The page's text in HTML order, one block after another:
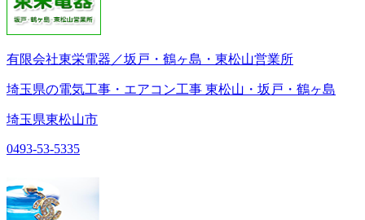
有限会社東栄電器／坂戸・鶴ヶ島・東松山営業所
埼玉県の電気工事・エアコン工事 東松山・坂戸・鶴ヶ島
埼玉県東松山市
0493-53-5335